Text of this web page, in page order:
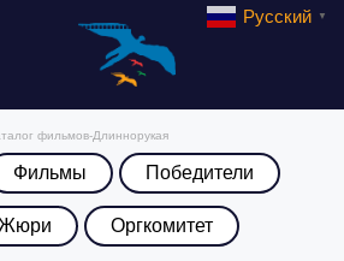
Русский ▼
фильмов-Длиннорукая
Фильмы Победители
Оргкомитет